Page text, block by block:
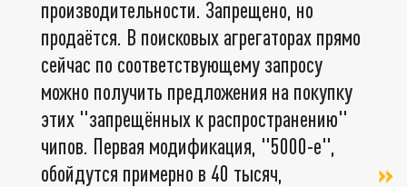
производительности. Запрещено, но
продаётся. В поисковых агрегаторах прямо
сейчас по соответствующему запросу
можно получить предложения на покупку
этих "запрещённых к распространению"
чипов. Первая модификация, "5000-е",
обойдутся примерно в 40 тысяч,